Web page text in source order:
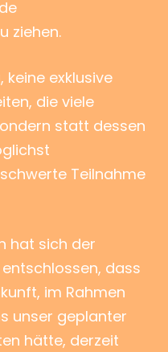
ziehen.
keine exklusive
die viele
statt dessen
Teilnahme
hat sich der
dass
im Rahmen
unser geplanter
hätte, derzeit